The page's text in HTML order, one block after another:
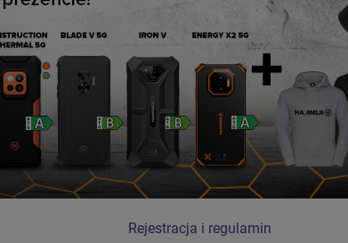
Rejestracja i regulamin